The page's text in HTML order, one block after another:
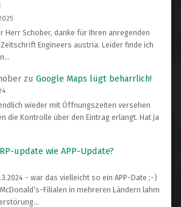
Herr Schober, danke für Ihren anregenden
Engineers austria. Leider finde ich
zuGoogle Maps lügt beharrlich!
wieder mit Öffnungszeiten versehen
die Kontrolle über den Eintrag erlangt. Hat ja
update wie APP-Update?
- war das vielleicht so ein APP-Date ;-)
Filialen in mehreren Ländern lahm